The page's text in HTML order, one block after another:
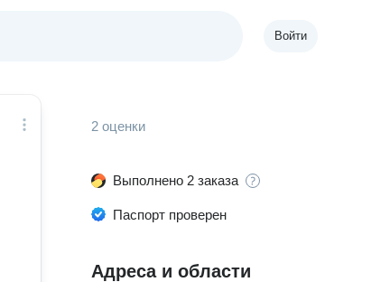
Войти
2 оценки
Выполнено 2 заказа
Паспорт проверен
Адреса и области